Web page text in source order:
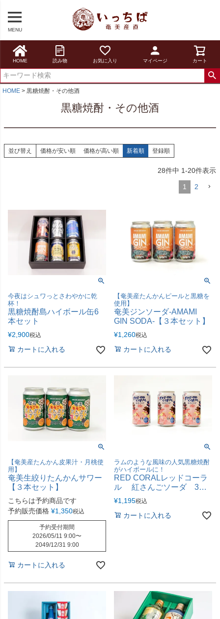
MENU
HOME 読み物 お気に入り マイページ カート
HOME 黒糖焼酎・その他酒
黒糖焼酎・その他酒
並び替え 価格が安い順 価格が高い順 新着順 登録順
28件中 1-20件表示
1 2
今夜はシュワっとさわやかに乾
杯！
黒糖焼酎島ハイボール缶6
本セット
¥2,900税込
カートに入れる
【奄美産たんかんピールと黒糖を
使用】
奄美ジンソーダ-AMAMI
GIN SODA-【３本セット】
¥1,260税込
カートに入れる
【奄美産たんかん皮果汁・月桃使
用】
奄美生絞りたんかんサワー
【３本セット】
こちらは予約商品です
予約販売価格 ¥1,350税込
予約受付期間
2026/05/11 9:00〜
2049/12/31 9:00
カートに入れる
ラムのような風味の人気黒糖焼酎
がハイボールに！
RED CORALレッドコーラ
ル 紅さんごソーダ 3本
セット
¥1,195税込
カートに入れる